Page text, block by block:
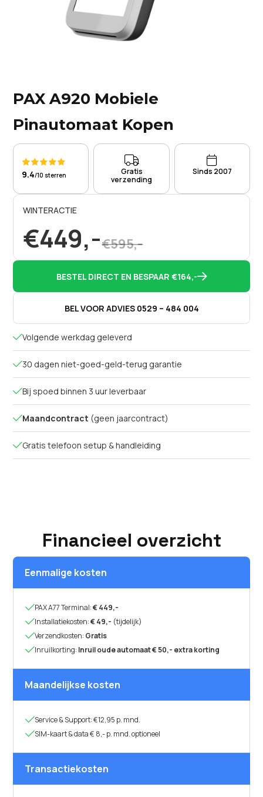
PAX A920 Mobiele
Pinautomaat Kopen

9.4/10 sterren

Gratis
verzending

Sinds 2007
WINTERACTIE
€449,-€595,-
BESTEL DIRECT EN BESPAAR €164,-
BEL VOOR ADVIES 0529 – 484 004
Volgende werkdag geleverd
30 dagen niet-goed-geld-terug garantie
Bij spoed binnen 3 uur leverbaar
Maandcontract (geen jaarcontract)
Gratis telefoon setup & handleiding
Financieel overzicht
Eenmalige kosten
PAX A77 Terminal:€ 449,-
Installatiekosten:€ 49,- (tijdelijk)
Verzendkosten: Gratis
Inruilkorting: Inruil oude automaat € 50,- extra korting
Maandelijkse kosten
Service & Support: €12,95 p. mnd.
SIM-kaart & data € 8,- p. mnd. optioneel
Transactiekosten